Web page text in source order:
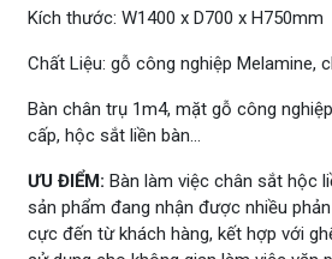
Kích thước: W1400 x D700 x H750mm
Chất Liệu: gỗ công nghiệp Melamine,
Bàn chân trụ 1m4, mặt gỗ công
cấp, hộc sắt liền bàn…
ƯU ĐIỂM: Bàn làm việc chân sắt hộc
sản phẩm đang nhận được nhiều
cực đến từ khách hàng, kết hợp với